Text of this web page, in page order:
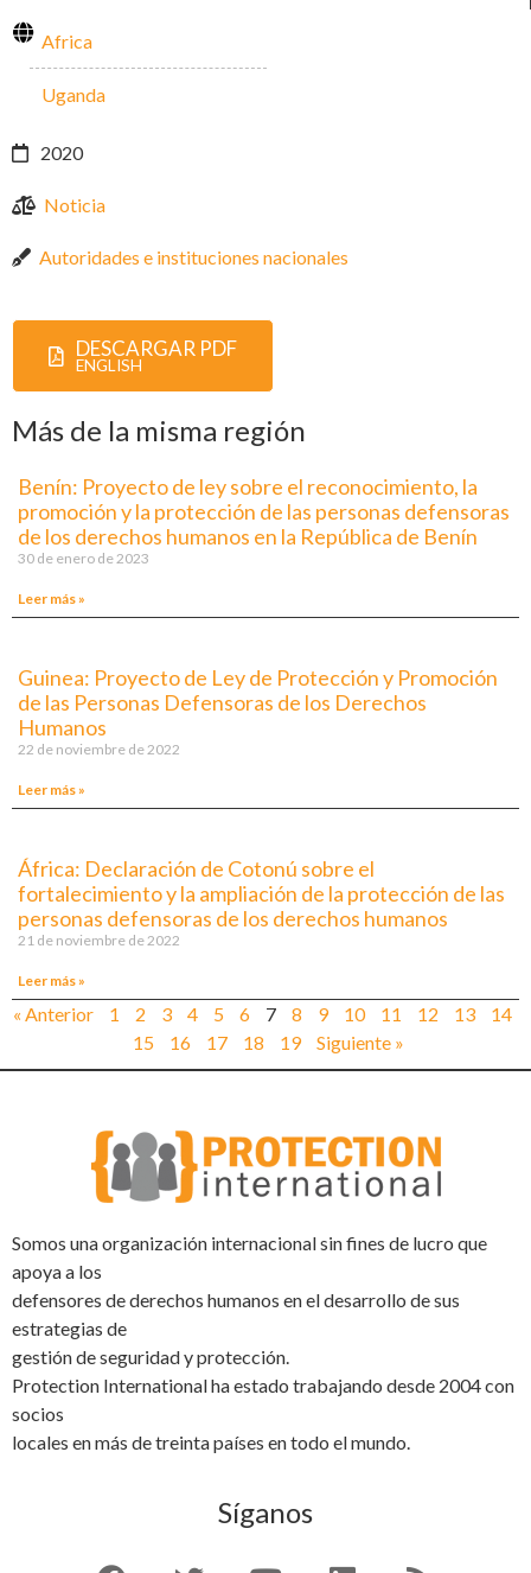
Africa
Uganda
2020
Noticia
Autoridades e instituciones nacionales
DESCARGAR PDF
ENGLISH
Más de la misma región
Benín: Proyecto de ley sobre el reconocimiento, la
promoción y la protección de las personas defensoras
de los derechos humanos en la República de Benín
30 de enero de 2023
Leer más »
Guinea: Proyecto de Ley de Protección y Promoción
de las Personas Defensoras de los Derechos
Humanos
22 de noviembre de 2022
Leer más »
África: Declaración de Cotonú sobre el
fortalecimiento y la ampliación de la protección de las
personas defensoras de los derechos humanos
21 de noviembre de 2022
Leer más »
« Anterior 1 2 3 4 5 6 7 8 9 10 11 12 13
14
15
16 17 18 19 Siguiente »
Somos una organización internacional sin fines de lucro que
apoya a los
defensores de derechos humanos en el desarrollo de sus
estrategias de
gestión de seguridad y protección.
Protection International ha estado trabajando desde 2004 con
socios
locales en más de treinta países en todo el mundo.
Síganos